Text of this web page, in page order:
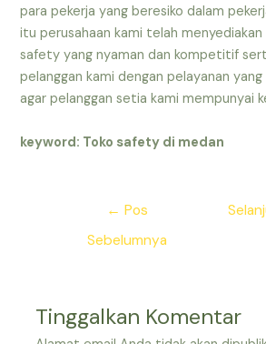
para pekerja yang beresiko dalam
itu perusahaan kami telah
safety yang nyaman dan kompetitif
pelanggan kami dengan pelayanan
agar pelanggan setia kami mempunyai
keyword: Toko safety di medan
← Pos
Sebelumnya
Tinggalkan Komentar